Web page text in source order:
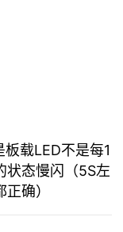
载LED不是每1
状态慢闪（5S左
确）